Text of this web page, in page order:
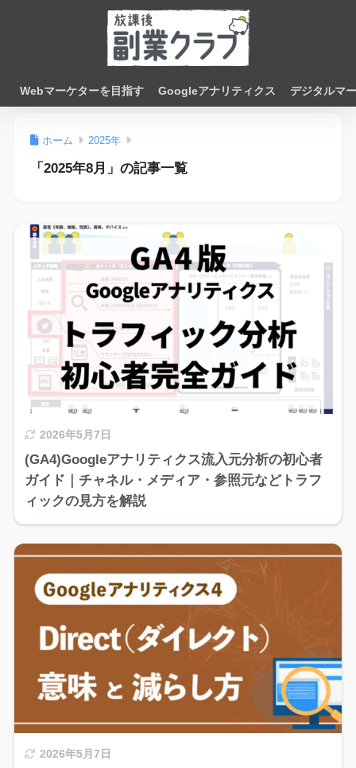
Webマーケターを目指す Googleアナリティクス デジタルマ
ホーム 2025年
「2025年8月」の記事一覧
2026年5月7日
(GA4)Googleアナリティクス流入元分析の初心者
ガイド｜チャネル・メディア・参照元などトラフ
ィックの見方を解説
2026年5月7日